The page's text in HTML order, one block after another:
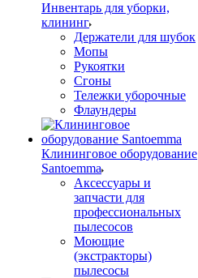
Инвентарь для уборки,
клининг
Держатели для шубок
Мопы
Рукоятки
Сгоны
Тележки уборочные
Флаундеры
Клининговое оборудование
Santoemma
Аксессуары и
запчасти для
профессиональных
пылесосов
Моющие
(экстракторы)
пылесосы